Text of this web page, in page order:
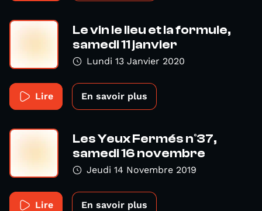
Le vin le lieu et la formule,
samedi 11 janvier
Lundi 13 Janvier 2020
Lire En savoir plus
Les Yeux Fermés n°37,
samedi 16 novembre
Jeudi 14 Novembre 2019
Lire En savoir plus